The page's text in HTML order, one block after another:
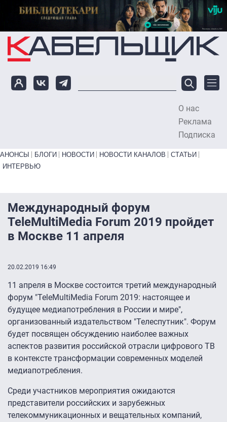
Перейти к основному содержанию
О нас
Реклама
Подписка
Primary links bottom
АНОНСЫ БЛОГИ НОВОСТИ НОВОСТИ КАНАЛОВ
СТАТЬИ
ИНТЕРВЬЮ
Международный форум
TeleMultiMedia Forum 2019 пройдет
в Москве 11 апреля
20.02.2019 16:49
11 апреля в Москве состоится третий международный
форум "TeleMultiMedia Forum 2019: настоящее и
будущее медиапотребления в России и мире",
организованный издательством "Телеспутник". Форум
будет посвящен обсуждению наиболее важных
аспектов развития российской отрасли цифрового ТВ
в контексте трансформации современных моделей
медиапотребления.
Среди участников мероприятия ожидаются
представители российских и зарубежных
телекоммуникационных и вещательных компаний,